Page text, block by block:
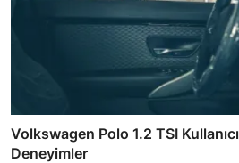
Volkswagen Polo 1.2 TSI
Deneyimler